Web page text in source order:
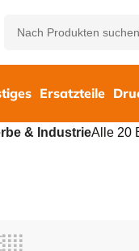
Ersatzteile
& IndustrieAlle 20